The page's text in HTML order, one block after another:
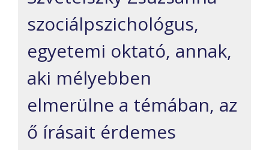
szociálpszichológus,
egyetemi oktató, annak,
aki mélyebben
elmerülne a témában, az
ő írásait érdemes